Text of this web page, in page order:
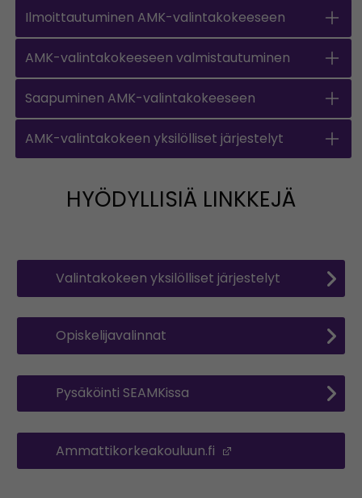
Ilmoittautuminen AMK-valintakokeeseen
AMK-valintakokeeseen valmistautuminen
Saapuminen AMK-valintakokeeseen
AMK-valintakokeen yksilölliset järjestelyt
HYÖDYLLISIÄ LINKKEJÄ
Valintakokeen yksilölliset järjestelyt
Opiskelijavalinnat
Pysäköinti SEAMKissa
Ammattikorkeakouluun.fi